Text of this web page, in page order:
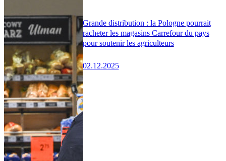
Grande distribution : la Pologne pourrait
racheter les magasins Carrefour du pays
pour soutenir les agriculteurs
02.12.2025